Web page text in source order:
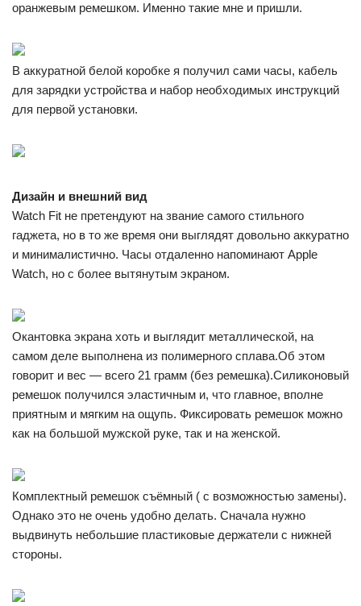
оранжевым ремешком. Именно такие мне и пришли.
В аккуратной белой коробке я получил сами часы, кабель
для зарядки устройства и набор необходимых инструкций
для первой установки.
Дизайн и внешний вид
Watch Fit не претендуют на звание самого стильного
гаджета, но в то же время они выглядят довольно аккуратно
и минималистично. Часы отдаленно напоминают Apple
Watch, но с более вытянутым экраном.
Окантовка экрана хоть и выглядит металлической, на
самом деле выполнена из полимерного сплава.Об этом
говорит и вес — всего 21 грамм (без ремешка).Силиконовый
ремешок получился эластичным и, что главное, вполне
приятным и мягким на ощупь. Фиксировать ремешок можно
как на большой мужской руке, так и на женской.
Комплектный ремешок съёмный ( с возможностью замены).
Однако это не очень удобно делать. Сначала нужно
выдвинуть небольшие пластиковые держатели с нижней
стороны.